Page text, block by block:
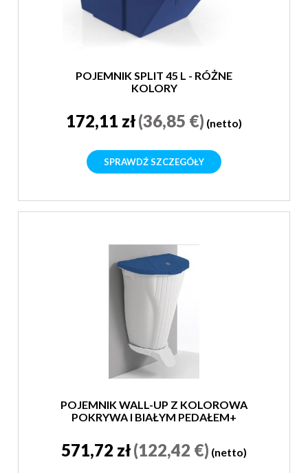
POJEMNIK SPLIT 45 L - RÓŻNE
KOLORY
172,11 zł(36,85 €) (netto)
SPRAWDŹ SZCZEGÓŁY
POJEMNIK WALL-UP Z KOLOROWA
POKRYWA I BIAŁYM PEDAŁEM+
571,72 zł(122,42 €) (netto)